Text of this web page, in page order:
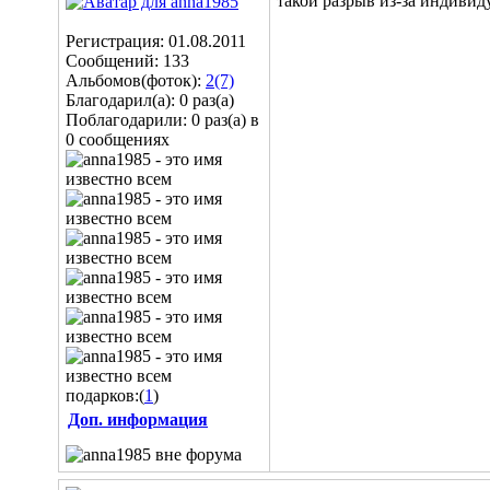
Регистрация: 01.08.2011
Сообщений: 133
Альбомов(фоток): 2(7)
Благодарил(а): 0 раз(а)
Поблагодарили: 0 раз(а) в
0 сообщениях
подарков:(1)
Доп. информация